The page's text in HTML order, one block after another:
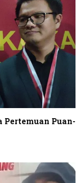
Pertemuan Puan-